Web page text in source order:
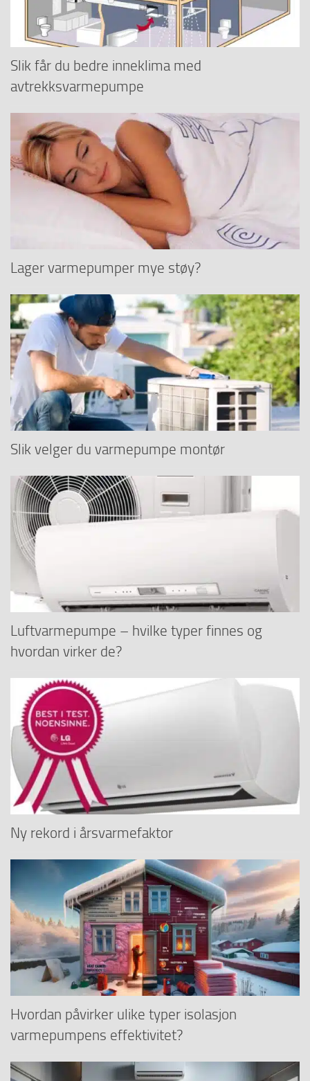
Slik får du bedre inneklima med
avtrekksvarmepumpe
Lager varmepumper mye støy?
Slik velger du varmepumpe montør
Luftvarmepumpe – hvilke typer finnes og
hvordan virker de?
Ny rekord i årsvarmefaktor
Hvordan påvirker ulike typer isolasjon
varmepumpens effektivitet?